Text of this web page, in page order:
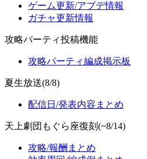
ゲーム更新/アプデ情報
ガチャ更新情報
攻略パーティ投稿機能
攻略パーティ編成掲示板
夏生放送(8/8)
配信日/発表内容まとめ
天上劇団もぐら座復刻(~8/14)
攻略/報酬まとめ